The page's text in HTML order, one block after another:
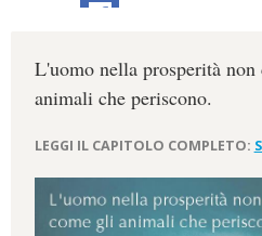
L'uomo nella prosperità
animali che periscono.
LEGGI IL CAPITOLO COMPLETO: